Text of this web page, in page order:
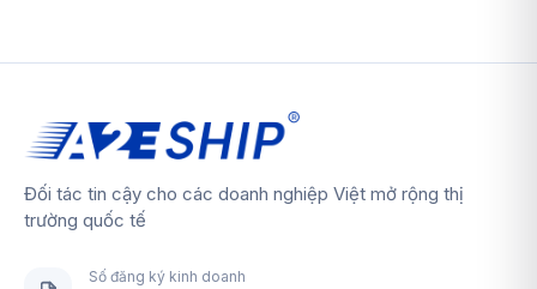
Đối tác tin cậy cho các doanh nghiệp Việt mở rộng thị
trường quốc tế
Số đăng ký kinh doanh